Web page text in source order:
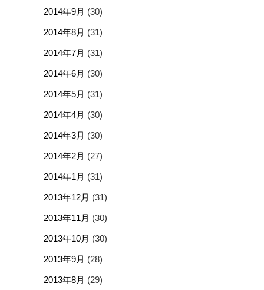
2014年9月 (30)
2014年8月 (31)
2014年7月 (31)
2014年6月 (30)
2014年5月 (31)
2014年4月 (30)
2014年3月 (30)
2014年2月 (27)
2014年1月 (31)
2013年12月 (31)
2013年11月 (30)
2013年10月 (30)
2013年9月 (28)
2013年8月 (29)